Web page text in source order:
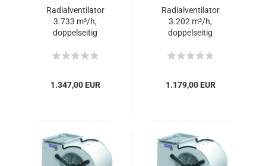
Radialventilator
3.733 m³/h,
doppelseitig
1.347,00 EUR
Radialventilator
3.202 m³/h,
doppelseitig
1.179,00 EUR